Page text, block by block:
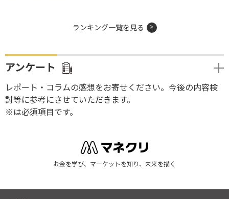
ランキング一覧を見る
アンケート
レポート・コラムの感想をお寄せください。今後の内容検
討等に参考にさせていただきます。
※は必須項目です。
お金を学び、マーケットを知り、未来を描く